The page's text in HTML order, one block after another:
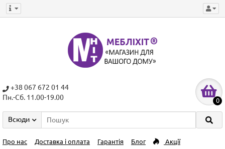
+38 067 672 01 44
Пн.-Сб. 11.00-19.00
0
Всюди
Про нас Доставка і оплата Гарантія Блог
Акції